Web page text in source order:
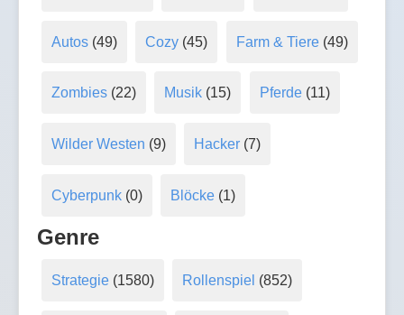
Autos(49) Cozy (45) Farm & Tiere(49)
Zombies(22) Musik (15) Pferde(11)
Wilder Westen (9) Hacker (7)
Cyberpunk(0) Blöcke (1)
Genre
Strategie(1580) Rollenspiel (852)